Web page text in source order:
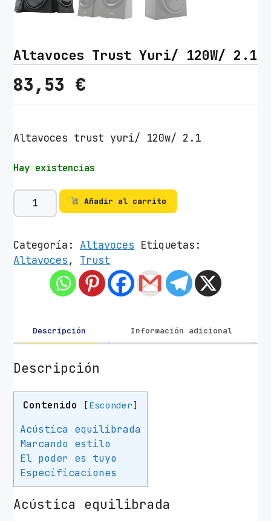
Altavoces Trust Yuri/ 120W/ 2.1
83,53 €
Altavoces trust yuri/ 120w/ 2.1
Hay existencias
A
l
a
v
r
u
t
1
2
Añadir al carrito
Categoría: Altavoces Etiquetas:
Altavoces, Trust
Descripción Información adicional
Descripción
Contenido [Esconder]
Acústica equilibrada
Marcando estilo
El poder es tuyo
Especificaciones
Acústica equilibrada